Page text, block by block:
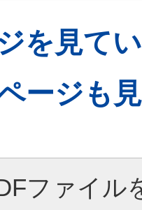
を見て
ージも
ファイル